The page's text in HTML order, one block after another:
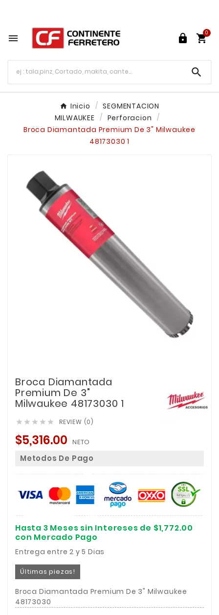
  
0

Inicio
SEGMENTACION
MILWAUKEE
Perforacion
Broca Diamantada Premium De 3" Milwaukee
48173030 1
Broca Diamantada
Premium De 3"
Milwaukee 48173030 1
     REVIEW (0)
$5,316.00 NETO
Metodos De Pago
Hasta 3 Meses sin Intereses de $1,772.00
con Mercado Pago
Entrega entre 2 y 5 Dias
Últimas piezas!
Broca Diamantada Premium De 3" Milwaukee
48173030